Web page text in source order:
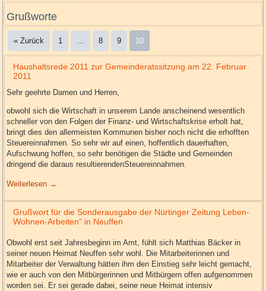
Grußworte
« Zurück 1 … 8 9 10
Haushaltsrede 2011 zur Gemeinderatssitzung am 22. Februar
2011
Sehr geehrte Damen und Herren,
obwohl sich die Wirtschaft in unserem Lande anscheinend wesentlich
schneller von den Folgen der Finanz- und Wirtschaftskrise erholt hat,
bringt dies den allermeisten Kommunen bisher noch nicht die erhofften
Steuereinnahmen. So sehr wir auf einen, hoffentlich dauerhaften,
Aufschwung hoffen, so sehr benötigen die Städte und Gemeinden
dringend die daraus resultierendenSteuereinnahmen.
Weiterlesen →
Grußwort für die Sonderausgabe der Nürtinger Zeitung Leben-
Wohnen-Arbeiten“ in Neuffen
Obwohl erst seit Jahresbeginn im Amt, fühlt sich Matthias Bäcker in
seiner neuen Heimat Neuffen sehr wohl. Die Mitarbeiterinnen und
Mitarbeiter der Verwaltung hätten ihm den Einstieg sehr leicht gemacht,
wie er auch von den Mitbürgerinnen und Mitbürgern offen aufgenommen
worden sei. Er sei gerade dabei, seine neue Heimat intensiv